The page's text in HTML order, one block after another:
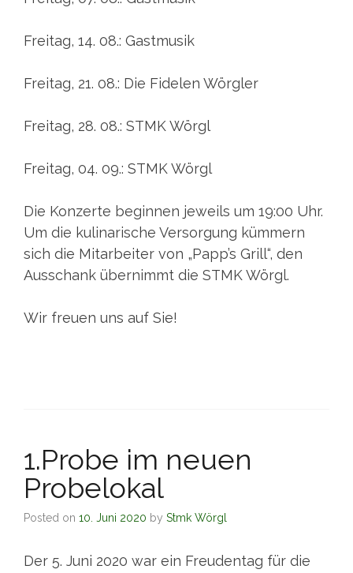
Freitag, 14. 08.: Gastmusik
Freitag, 21. 08.: Die Fidelen Wörgler
Freitag, 28. 08.: STMK Wörgl
Freitag, 04. 09.: STMK Wörgl
Die Konzerte beginnen jeweils um 19:00 Uhr.
Um die kulinarische Versorgung kümmern
sich die Mitarbeiter von „Papp’s Grill“, den
Ausschank übernimmt die STMK Wörgl.
Wir freuen uns auf Sie!
1.Probe im neuen
Probelokal
Posted on 10. Juni 2020 by Stmk Wörgl
Der 5. Juni 2020 war ein Freudentag für die